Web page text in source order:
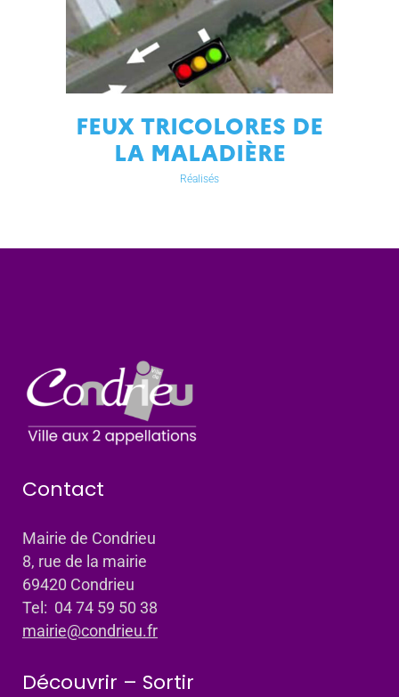
FEUX TRICOLORES DE
LA MALADIÈRE
Réalisés
Contact
Mairie de Condrieu
8, rue de la mairie
69420 Condrieu
Tel: 04 74 59 50 38
mairie@condrieu.fr
Découvrir – Sortir